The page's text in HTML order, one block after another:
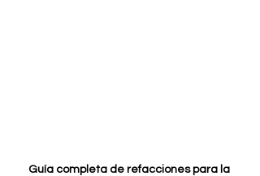
Guía completa de refacciones para la